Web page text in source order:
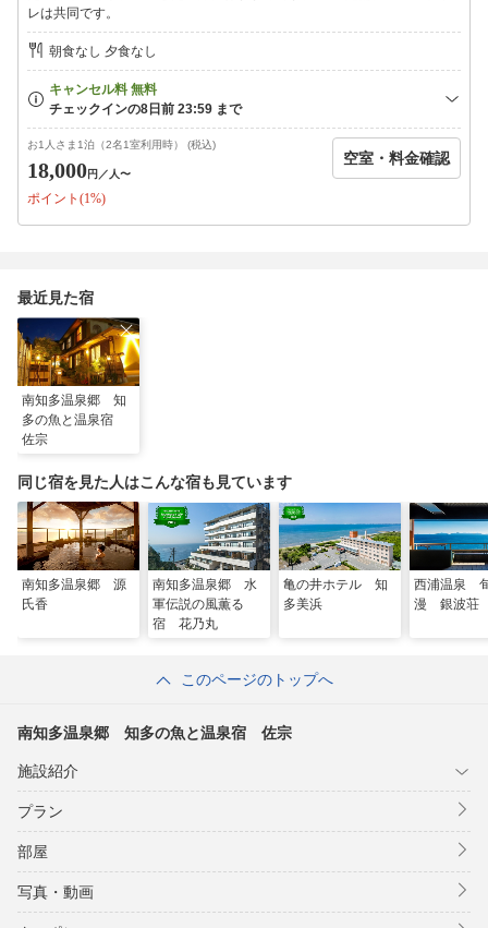
・御食事 穴子の焼おにぎり 出汁かけ
■お土産特典■
知多宗庵商品より、お好きな商品を1点お選びいただけます。
＜選べるお土産一例＞
・胡麻豆腐
・醤油
・ポン酢
旅の思い出とともに、ご自宅でも佐宗の味をお楽しみください。
■ご案内■
※こちらのプランは9月・10月限定です。
※料金は現行の旅サラダ限定プランと同じ価格設定でご案内予定
です。
※新館のみオールインクルーシブでのご案内となります。
※本館・新館ともに知多宗庵商品のお土産付きです。
ます。
レは共同です。
朝食なし 夕食なし
お1人さま1泊（2名1室利用時） (税込)
18,000円 ／人〜
ポイント(1%)
空室・料金確認
最近見た宿
南知多温泉郷 知
多の魚と温泉宿
佐宗
同じ宿を見た人はこんな宿も見ています
南知多温泉郷 源
氏香
南知多温泉郷 水
軍伝説の風薫る
宿 花乃丸
亀の井ホテル 知
多美浜
西浦温泉
漫 銀波荘
このページのトップへ
南知多温泉郷 知多の魚と温泉宿 佐宗
施設紹介
プラン
部屋
写真・動画